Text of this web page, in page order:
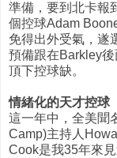
準備，要到北卡報
個控球Adam
免得出外受氣，遂
預備跟在Barkley
頂下控球缺。
情緒化的天才控球
這一年中，全美聞
Camp)主持人
Cook是我35年來